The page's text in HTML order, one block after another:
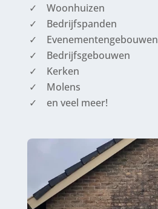
Woonhuizen
Bedrijfspanden
Evenementengebouwen
Bedrijfsgebouwen
Kerken
Molens
en veel meer!